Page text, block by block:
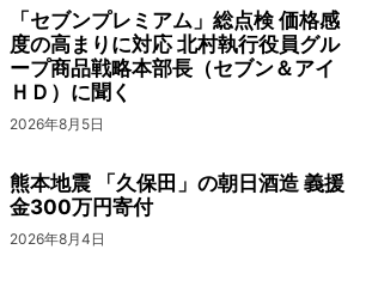
「セブンプレミアム」総点検 価格感
度の高まりに対応 北村執行役員グル
ープ商品戦略本部長（セブン＆アイ
ＨＤ）に聞く
2026年8月5日
熊本地震 「久保田」の朝日酒造 義援
金300万円寄付
2026年8月4日